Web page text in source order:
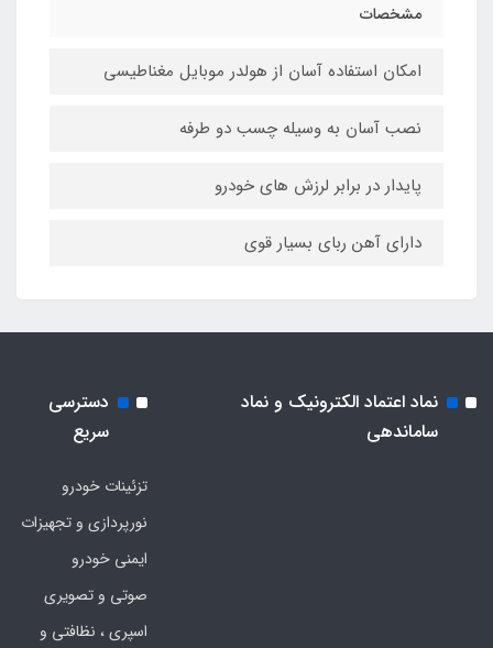
مشخصات
امکان استفاده آسان از هولدر موبایل مغناطیسی
نصب آسان به وسیله چسب دو طرفه
پایدار در برابر لرزش های خودرو
دارای آهن ربای بسیار قوی
نماد اعتماد الکترونیک و نماد
ساماندهی
دسترسی
سریع
تزئینات خودرو
نورپردازی و تجهیزات
ایمنی خودرو
صوتی و تصویری
اسپری ، نظافتی و